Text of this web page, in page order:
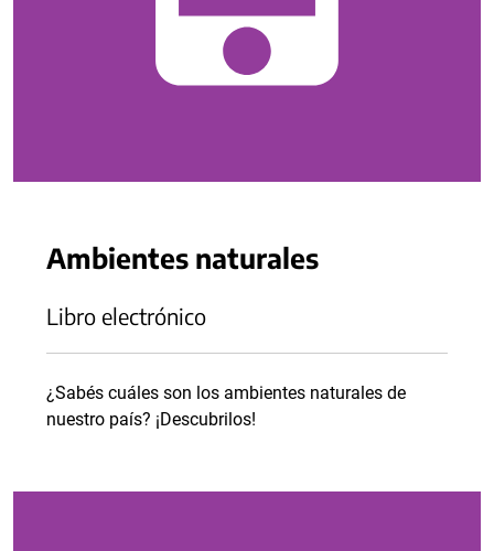
Ambientes naturales
Libro electrónico
¿Sabés cuáles son los ambientes naturales de
nuestro país? ¡Descubrilos!